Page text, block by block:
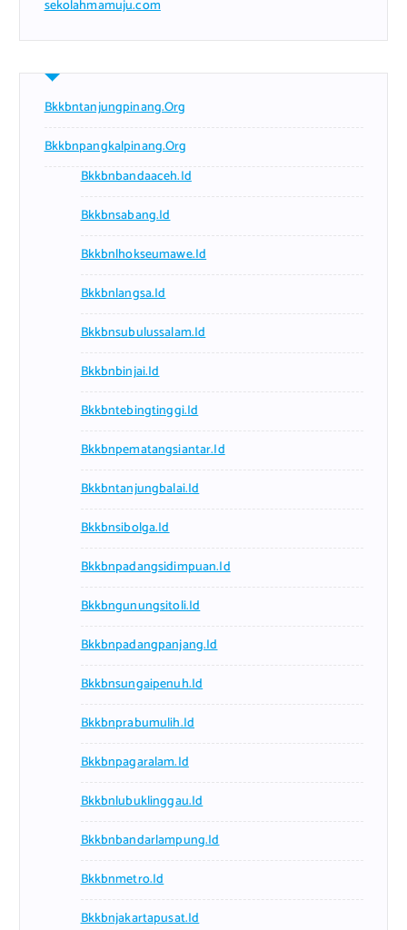
sekolahmamuju.com
Bkkbntanjungpinang.org
Bkkbnpangkalpinang.org
Bkkbnbandaaceh.id
Bkkbnsabang.id
Bkkbnlhokseumawe.id
Bkkbnlangsa.id
Bkkbnsubulussalam.id
Bkkbnbinjai.id
Bkkbntebingtinggi.id
Bkkbnpematangsiantar.id
Bkkbntanjungbalai.id
Bkkbnsibolga.id
Bkkbnpadangsidimpuan.id
Bkkbngunungsitoli.id
Bkkbnpadangpanjang.id
Bkkbnsungaipenuh.id
Bkkbnprabumulih.id
Bkkbnpagaralam.id
Bkkbnlubuklinggau.id
Bkkbnbandarlampung.id
Bkkbnmetro.id
Bkkbnjakartapusat.id